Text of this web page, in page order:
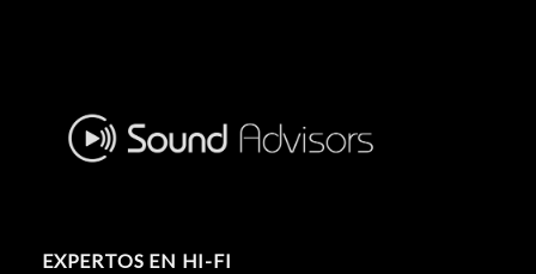
EXPERTOS EN HI-FI